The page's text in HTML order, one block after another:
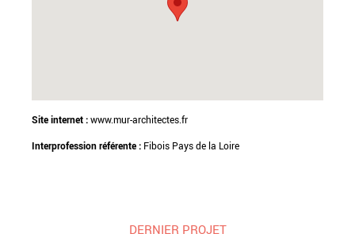
Site internet :www.mur-architectes.fr
Interprofession référente : Fibois Pays de la Loire
DERNIER PROJET